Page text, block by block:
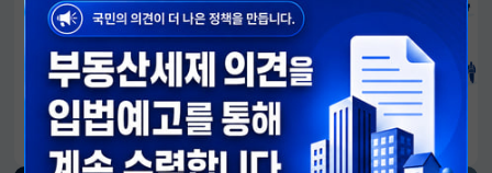
알림판
국민이 만든 대전환의 길-회복과 도약, 모두의 1년